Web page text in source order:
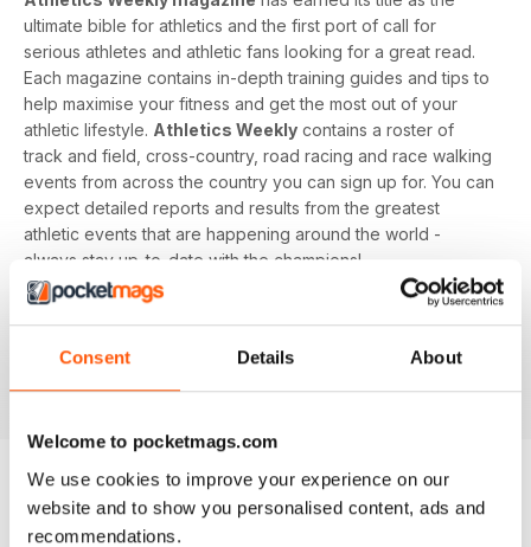
Consent Details About
Welcome to pocketmags.com
We use cookies to improve your experience on our
website and to show you personalised content, ads and
recommendations.
ultimate bible for athletics and the first port of call for
serious athletes and athletic fans looking for a great read.
Each magazine contains in-depth training guides and tips to
help maximise your fitness and get the most out of your
athletic lifestyle. Athletics Weekly contains a roster of
track and field, cross-country, road racing and race walking
events from across the country you can sign up for. You can
expect detailed reports and results from the greatest
athletic events that are happening around the world -
always stay up-to-date with the champions!
Whether you're a keen athlete, a professional or even a
interesting and informative read that’ll help maximise your
potential as an athlete.
EDIZIONI INDIETRO Visualizza tutti